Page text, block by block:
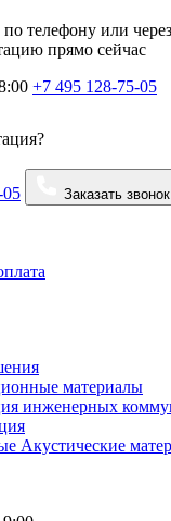
телефону или
прямо сейчас
+7 495 128-75-05
05 Заказать звонок
материалы
инженерных
Акустические